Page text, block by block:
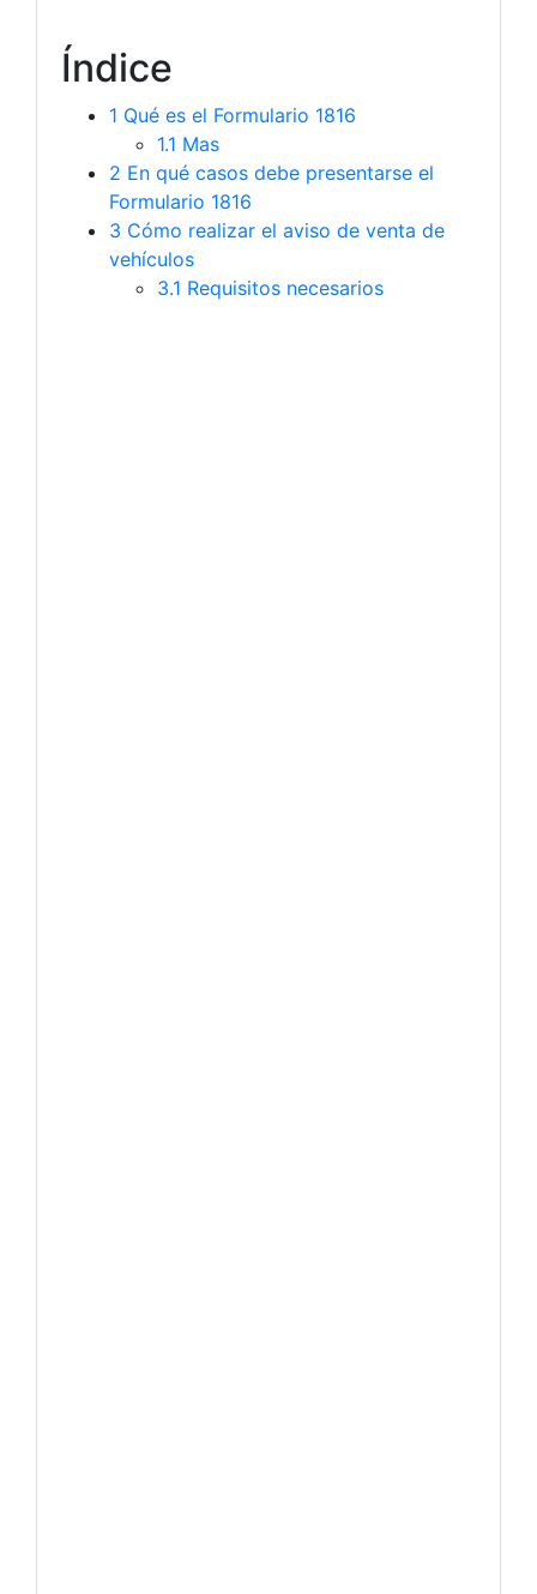
Índice
1 Qué es el Formulario 1816
1.1 Mas
2 En qué casos debe presentarse el
Formulario 1816
3 Cómo realizar el aviso de venta de
vehículos
3.1 Requisitos necesarios